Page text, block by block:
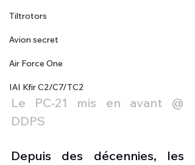
Tiltrotors
Avion secret
Air Force One
IAI Kfir C2/C7/TC2
Le PC-21 mis en avant @
DDPS
Depuis des décennies, les